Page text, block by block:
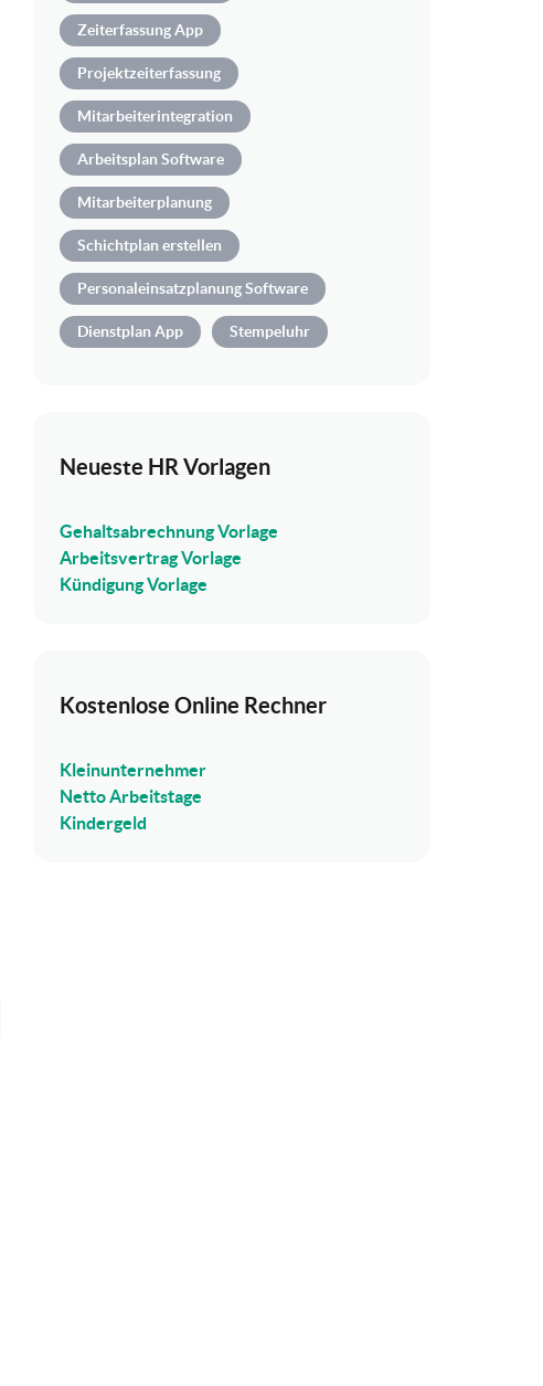
Zeiterfassung App
Projektzeiterfassung
Mitarbeiterintegration
Arbeitsplan Software
Mitarbeiterplanung
Schichtplan erstellen
Personaleinsatzplanung Software
Dienstplan App Stempeluhr
Neueste HR Vorlagen
Gehaltsabrechnung Vorlage
Arbeitsvertrag Vorlage
Kündigung Vorlage
Kostenlose Online Rechner
Kleinunternehmer
Netto Arbeitstage
Kindergeld